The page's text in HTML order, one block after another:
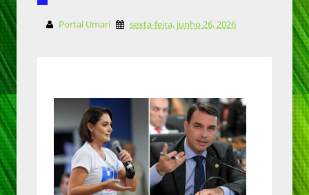
Portal Umari sexta-feira, junho 26, 2026